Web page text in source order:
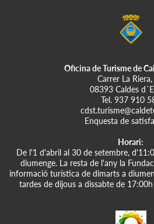
Oficina de Turisme de
Carrer La
08393 Caldes
Tel. 937 910
cdst.turisme
Enquesta de
Horari:
De l'1 d'abril al 30 de setembre,
diumenge. La resta de l'any la
informació turística de dimarts a
tardes de dijous a dissabte de